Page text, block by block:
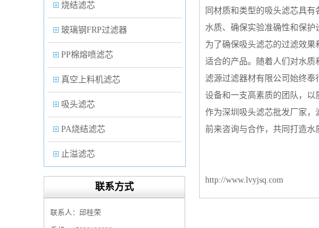
烧结滤芯
玻璃钢FRP过滤器
PP棉熔喷滤芯
真空上料机滤芯
吸头滤芯
PA烧结滤芯
止溢滤芯
PP塑料过滤器
联系方式
联系人：邱桂荣
同材质和类型的吸头滤芯具
水质、确保实验准确性和保护
为了确保吸头滤芯的过滤效
适合的产品。随着人们对水质
滤源过滤器材有限公司始终
设备和一支高素质的团队，以
作为深圳吸头滤芯批发厂家
前来咨询与合作，共同打造水
http://www.lvyjsq.com